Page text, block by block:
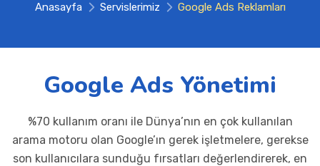
Anasayfa Servislerimiz Google Ads Reklamları
Google Ads Yönetimi
%70 kullanım oranı ile Dünya’nın en çok kullanılan
arama motoru olan Google’ın gerek işletmelere, gerekse
son kullanıcılara sunduğu fırsatları değerlendirerek, en